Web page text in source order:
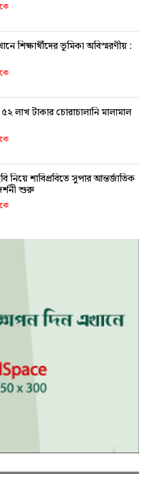
শিক্ষার্থীদের ভূমিকা অবিস্মরণীয় :
লাখ টাকার চোরাচালানি মালামাল
নিয়ে শাবিপ্রবিতে সুপার আন্তর্জাতিক
শুরু